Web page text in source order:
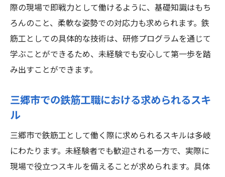
鉄筋工未経験でも安心三郷市での実務経験と研
修の詳細
実務経験を通じて学ぶ鉄筋工の基本
三郷市での実務経験の積み方
未経験者が得られる実務経験の価値
実務経験で磨かれる鉄筋工の技術
三郷市での研修制度と実務経験の融合
三郷市で鉄筋工を目指す人のための資格取得支
援制度の活用法
際の現場で即戦力として働けるように、基礎知識はもち
ろんのこと、柔軟な姿勢での対応力も求められます。鉄
筋工としての具体的な技術は、研修プログラムを通じて
学ぶことができるため、未経験でも安心して第一歩を踏
み出すことができます。
三郷市での鉄筋工職における求められるスキ
ル
三郷市で鉄筋工として働く際に求められるスキルは多岐
にわたります。未経験者でも歓迎される一方で、実際に
現場で役立つスキルを備えることが求められます。具体